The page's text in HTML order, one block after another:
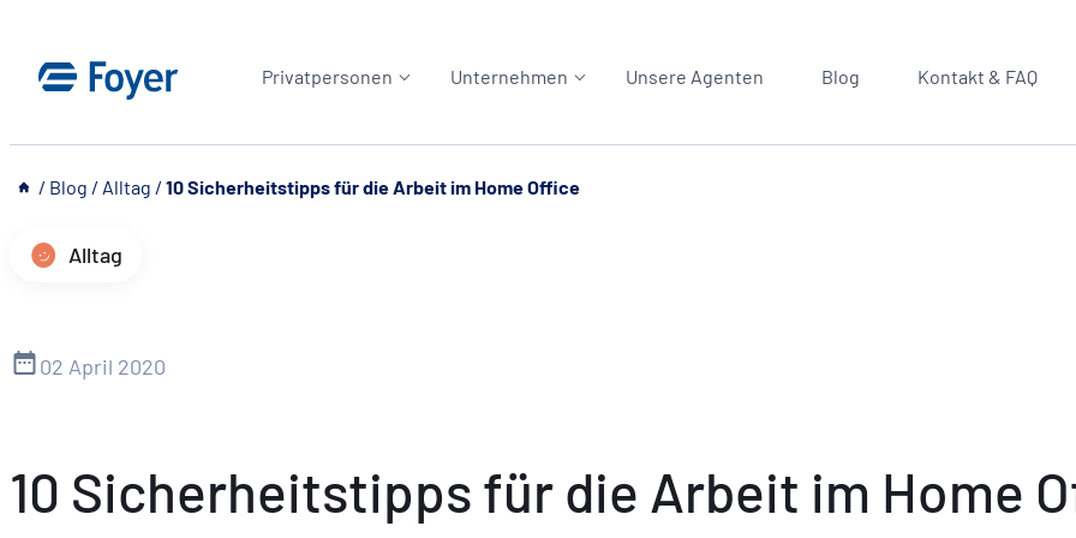
springen
Privatpersonen Unternehmen Unsere Agenten Blog Kontakt & FAQ
__ / Blog / Alltag / 10 Sicherheitstipps für die Arbeit im Home Office
Alltag
02 April 2020
10 Sicherheitstipps für die Arbeit im Home